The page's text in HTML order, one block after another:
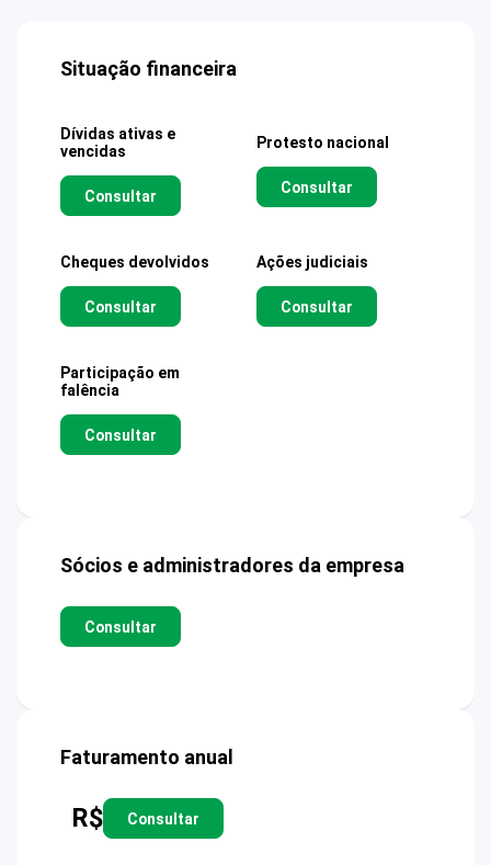
Situação financeira
Dívidas ativas e
vencidas
Consultar
Protesto nacional
Consultar
Cheques devolvidos
Consultar
Ações judiciais
Consultar
Participação em
falência
Consultar
Sócios e administradores da empresa
Consultar
Faturamento anual
R$ Consultar